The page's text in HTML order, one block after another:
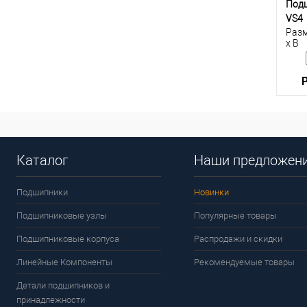
VS4
x B
Каталог
Подшипники
Подшипниковые узлы
Подшипниковые корпуса
Линейные Компоненты
Детали подшипников и
принадлежности
Наши
Новинки
Популярные товары
Распродажи и скидки
Рекомендуемые товары